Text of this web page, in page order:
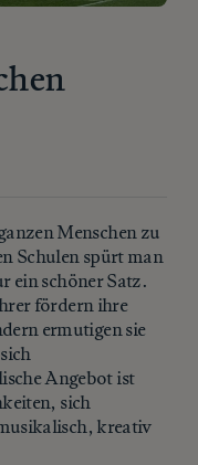
Menschen zu
Schulen spürt man
ein schöner Satz.
fördern ihre
ermutigen sie
Angebot ist
sich
kreativ